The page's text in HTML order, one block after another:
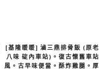
[基隆暖暖] 滷三鼎排骨飯 (原老
八味 碇內車站)。復古懷舊車站
風。古早味便當。酥炸雞腿。厚